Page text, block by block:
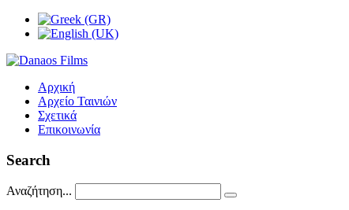
Αρχική
Αρχείο Ταινιών
Σχετικά
Επικοινωνία
Search
Αναζήτηση...